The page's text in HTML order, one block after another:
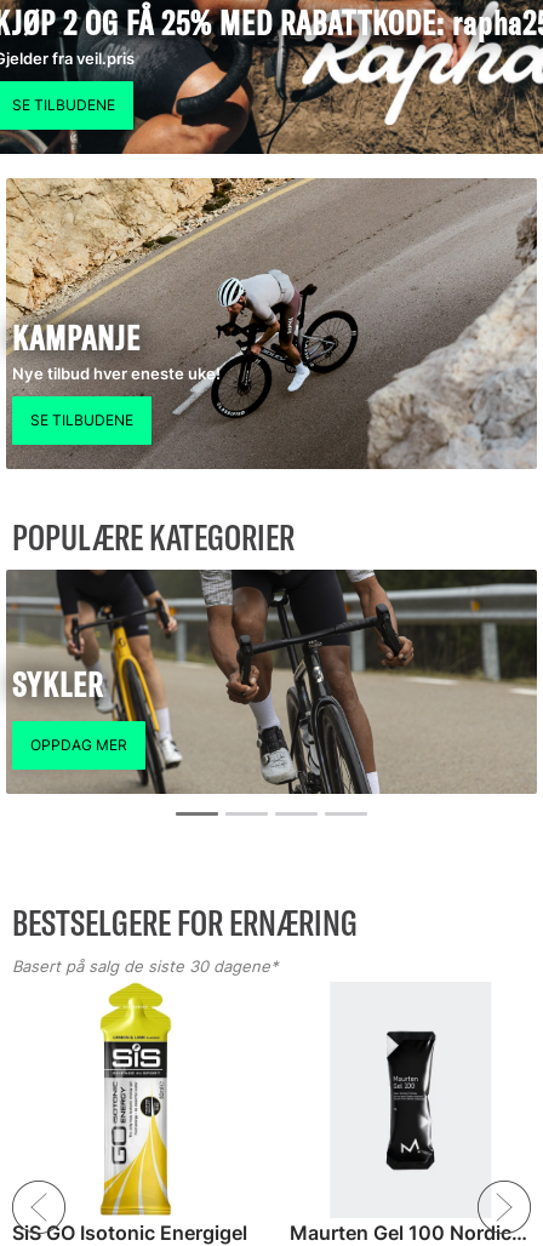
2 OG FÅ 25% MED RABATTKODE:
fra veil.pris
KAMPANJE
Nye tilbud hver eneste uke!
POPULÆRE KATEGORIER
SYKLER
BESTSELGERE FOR ERNÆRING
Basert på salg de siste 30 dagene*
SiS GO Isotonic Energigel Maurten Gel 100 Nordic Energigel